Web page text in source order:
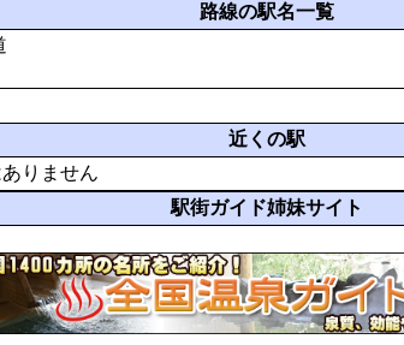
路線の駅名一覧
近くの駅
りません
駅街ガイド姉妹サイト